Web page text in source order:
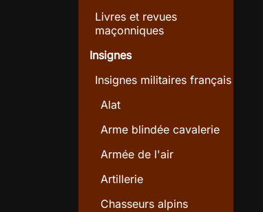
Livres et revues
maçonniques
Insignes
Insignes militaires français
Alat
Arme blindée cavalerie
Armée de l'air
Artillerie
Chasseurs alpins